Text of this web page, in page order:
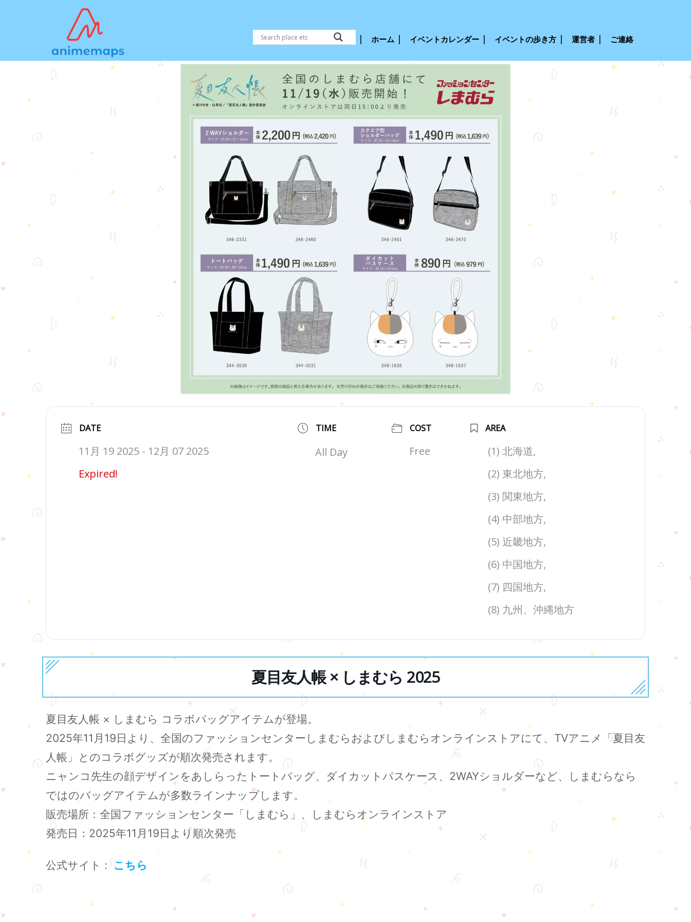
ホーム イベントカレンダー イベントの歩き方 運営者 ご連絡
DATE
11月 19 2025 - 12月 07 2025
Expired!
TIME
All Day
COST
Free
AREA
(1) 北海道,
(2) 東北地方,
(3) 関東地方,
(4) 中部地方,
(5) 近畿地方,
(6) 中国地方,
(7) 四国地方,
(8) 九州、沖縄地方
夏目友人帳 × しまむら 2025
夏目友人帳 × しまむら コラボバッグアイテムが登場。
2025年11月19日より、全国のファッションセンターしまむらおよびしまむらオンラインストアにて、TVアニメ「夏目友
人帳」とのコラボグッズが順次発売されます。
ニャンコ先生の顔デザインをあしらったトートバッグ、ダイカットパスケース、2WAYショルダーなど、しまむらなら
ではのバッグアイテムが多数ラインナップします。
販売場所：全国ファッションセンター「しまむら」、しまむらオンラインストア
発売日：2025年11月19日より順次発売
公式サイト : こちら